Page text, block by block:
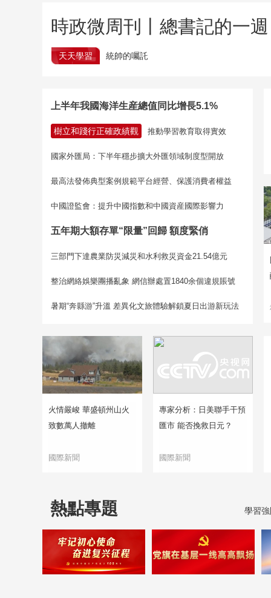
時政微周刊丨總書記的一
天天學習 統帥的囑託
上半年我國海洋生産總值同比增長5.1%
樹立和踐行正確政績觀 推動學習教育取得實效
國家外匯局：下半年穩步擴大外匯領域制度型開放
最高法發佈典型案例規範平台經營、保護消費者權益
中國證監會：提升中國指數和中國資産國際影響力
五年期大額存單“限量”回歸 額度緊俏
三部門下達農業防災減災和水利救災資金21.54億元
整治網絡娛樂團播亂象 網信辦處置1840余個違規賬號
暑期“奔縣游”升溫 差異化文旅體驗解鎖夏日出游新玩法
火情嚴峻 華盛頓州山火
致數萬人撤離
國際新聞
專家分析：日美聯手干預
匯市 能否挽救日元？
國際新聞
熱點專題 學習